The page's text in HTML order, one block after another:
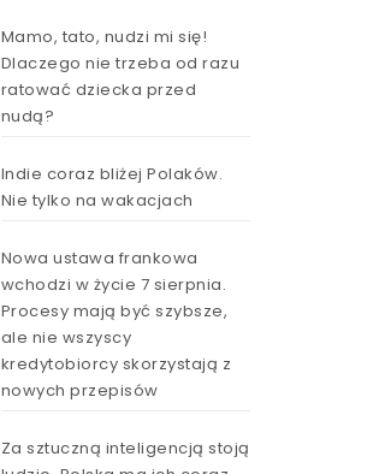
Mamo, tato, nudzi mi się!
Dlaczego nie trzeba od razu
ratować dziecka przed
nudą?
Indie coraz bliżej Polaków.
Nie tylko na wakacjach
Nowa ustawa frankowa
wchodzi w życie 7 sierpnia.
Procesy mają być szybsze,
ale nie wszyscy
kredytobiorcy skorzystają z
nowych przepisów
Za sztuczną inteligencją stoją